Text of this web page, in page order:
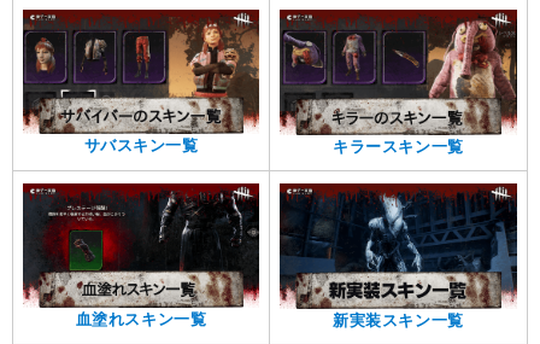
サバスキン一覧 キラースキン一覧
血塗れスキン一覧 新実装スキン一覧